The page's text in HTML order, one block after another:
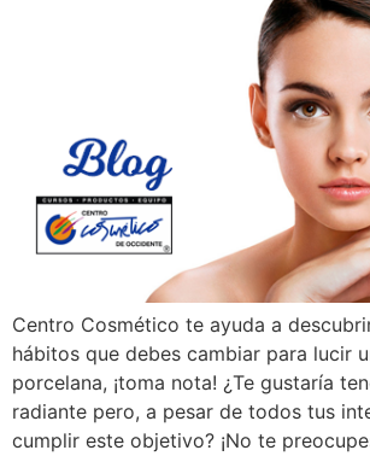
Centro Cosmético te ayuda a
hábitos que debes cambiar para lucir
porcelana, ¡toma nota! ¿Te gustaría
radiante pero, a pesar de todos tus
cumplir este objetivo? ¡No te